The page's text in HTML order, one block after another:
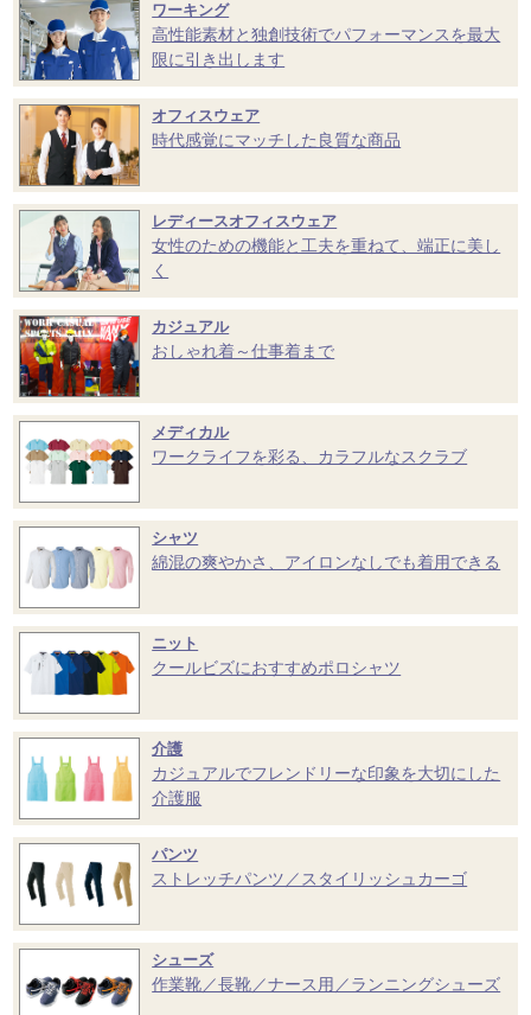
ワーキング
高性能素材と独創技術でパフォーマンスを最大
限に引き出します
オフィスウェア
時代感覚にマッチした良質な商品
レディースオフィスウェア
女性のための機能と工夫を重ねて、端正に美し
く
カジュアル
おしゃれ着～仕事着まで
メディカル
ワークライフを彩る、カラフルなスクラブ
シャツ
綿混の爽やかさ、アイロンなしでも着用できる
ニット
クールビズにおすすめポロシャツ
介護
カジュアルでフレンドリーな印象を大切にした
介護服
パンツ
ストレッチパンツ／スタイリッシュカーゴ
シューズ
作業靴／長靴／ナース用／ランニングシューズ